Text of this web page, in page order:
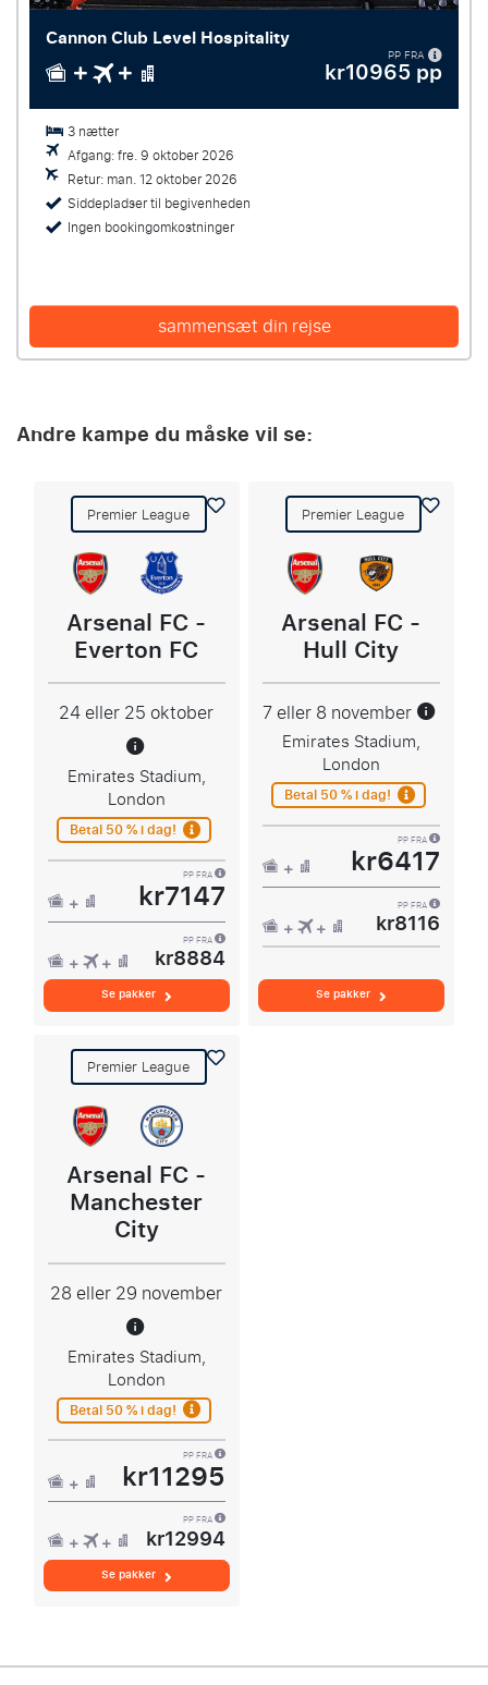
3 nætter
Afgang: fre. 9 oktober 2026
Retur: man. 12 oktober 2026
Siddepladser til begivenheden
Ingen bookingomkostninger
Cannon Club Level Hospitality
PP FRA
kr10965 pp
sammensæt din rejse
Andre kampe du måske vil se:
Premier League
Arsenal FC -
Everton FC
24 eller 25 oktober
Emirates Stadium,
London
Betal 50 % i dag!
PP FRA
kr7147
PP FRA
kr8884
Se pakker
Premier League
Arsenal FC -
Hull City
7 eller 8 november
Emirates Stadium,
London
Betal 50 % i dag!
PP FRA
kr6417
PP FRA
kr8116
Se pakker
Premier League
Arsenal FC -
Manchester
City
28 eller 29 november
Emirates Stadium,
London
Betal 50 % i dag!
PP FRA
kr11295
PP FRA
kr12994
Se pakker